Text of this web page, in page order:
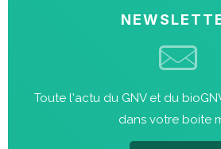
Toute l'actu du GNV et du
dans votre boite